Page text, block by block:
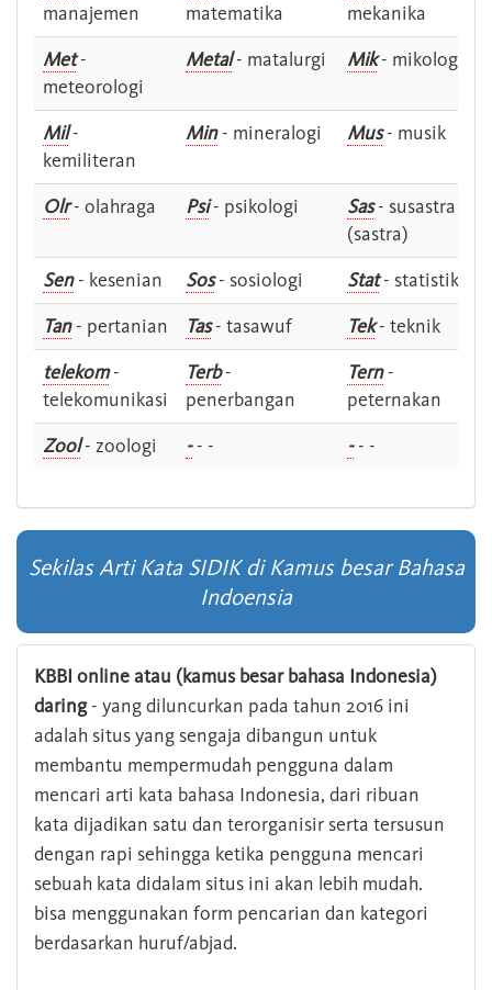
manajemen
matematika
mekanika
Met-
meteorologi
Metal- matalurgi Mik- mikologi
Mil-
kemiliteran
Min- mineralogi Mus- musik
Olr- olahraga Psi- psikologi Sas- susastra -
(sastra)
Sen- kesenian Sos- sosiologi Stat- statistik
Tan- pertanian Tas- tasawuf Tek- teknik
telekom-
telekomunikasi
Terb-
penerbangan
Tern-
peternakan
Zool- zoologi -- - -- -
Sekilas Arti Kata SIDIK di Kamus besar Bahasa
Indoensia
KBBI online atau (kamus besar bahasa Indonesia)
daring- yang diluncurkan pada tahun 2016 ini
adalah situs yang sengaja dibangun untuk
membantu mempermudah pengguna dalam
mencari arti kata bahasa Indonesia, dari ribuan
kata dijadikan satu dan terorganisir serta tersusun
dengan rapi sehingga ketika pengguna mencari
sebuah kata didalam situs ini akan lebih mudah.
bisa menggunakan form pencarian dan kategori
berdasarkan huruf/abjad.